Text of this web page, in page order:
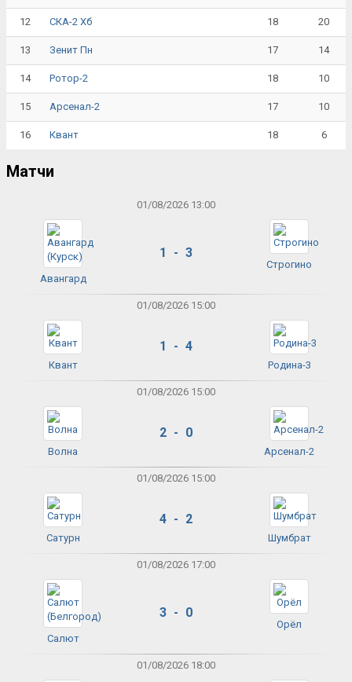
12 СКА-2 Хб 18 20
13 Зенит Пн 17 14
14 Ротор-2 18 10
15 Арсенал-2 17 10
16 Квант 18 6
Матчи
01/08/2026 13:00
Авангард
1 - 3
Строгино
01/08/2026 15:00
Квант
1 - 4
Родина-3
01/08/2026 15:00
Волна
2 - 0
Арсенал-2
01/08/2026 15:00
Сатурн
4 - 2
Шумбрат
01/08/2026 17:00
Салют
3 - 0
Орёл
01/08/2026 18:00